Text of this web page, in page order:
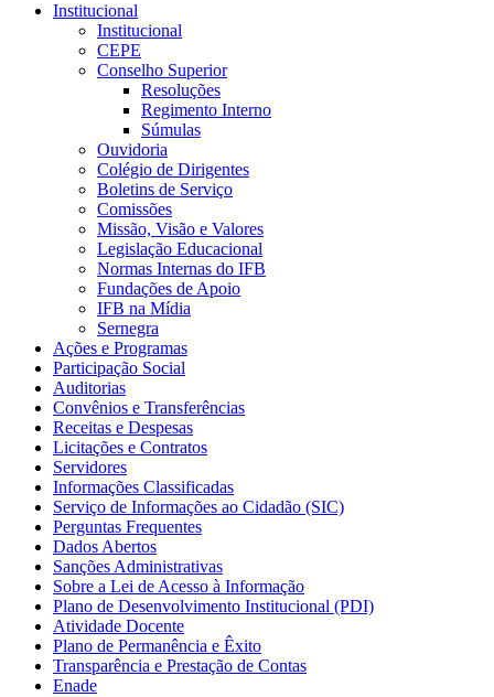
Institucional
Institucional
CEPE
Conselho Superior
Resoluções
Regimento Interno
Súmulas
Ouvidoria
Colégio de Dirigentes
Boletins de Serviço
Comissões
Missão, Visão e Valores
Legislação Educacional
Normas Internas do IFB
Fundações de Apoio
IFB na Mídia
Sernegra
Ações e Programas
Participação Social
Auditorias
Convênios e Transferências
Receitas e Despesas
Licitações e Contratos
Servidores
Informações Classificadas
Serviço de Informações ao Cidadão (SIC)
Perguntas Frequentes
Dados Abertos
Sanções Administrativas
Sobre a Lei de Acesso à Informação
Plano de Desenvolvimento Institucional (PDI)
Atividade Docente
Plano de Permanência e Êxito
Transparência e Prestação de Contas
Enade